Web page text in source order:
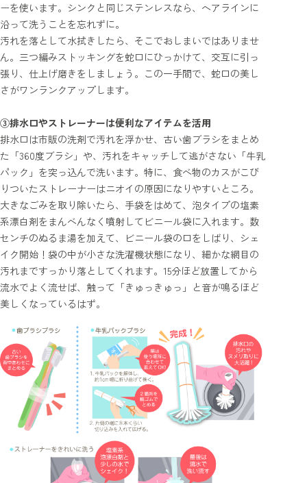
ーを使います。シンクと同じステンレスなら、ヘアラインに
沿って洗うことを忘れずに。
汚れを落として水拭きしたら、そこでおしまいではありませ
ん。三つ編みストッキングを蛇口にひっかけて、交互に引っ
張り、仕上げ磨きをしましょう。この一手間で、蛇口の美し
さがワンランクアップします。
③排水口やストレーナーは便利なアイテムを活用
排水口は市販の洗剤で汚れを浮かせ、古い歯ブラシをまとめ
た「360度ブラシ」や、汚れをキャッチして逃がさない「牛乳
パック」を突っ込んで洗います。特に、食べ物のカスがこび
りついたストレーナーはニオイの原因になりやすいところ。
大きなごみを取り除いたら、手袋をはめて、泡タイプの塩素
系漂白剤をまんべんなく噴射してビニール袋に入れます。数
センチのぬるま湯を加えて、ビニール袋の口をしばり、シェ
イク開始！袋の中が小さな洗濯機状態になり、細かな網目の
汚れまですっかり落としてくれます。15分ほど放置してから
流水でよく流せば、触って「きゅっきゅっ」と音が鳴るほど
美しくなっているはず。